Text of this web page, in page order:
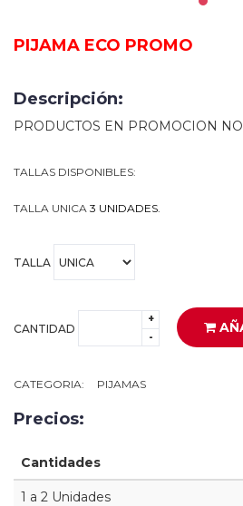
PIJAMA ECO PROMO
Descripción:
PRODUCTOS EN PROMOCION
TALLAS DISPONIBLES:
TALLA UNICA 3 UNIDADES.
TALLA
CANTIDAD
+
-
CATEGORIA: PIJAMAS
Precios:
Cantidades
1 a 2 Unidades